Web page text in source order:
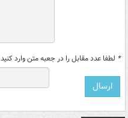
* لطفا عدد مقابل را در جعبه متن وارد کنید